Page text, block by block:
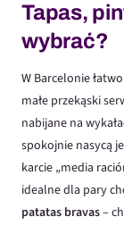
Tapas,
wybrać?
W Barcelonie
małe przekąski
nabijane na
spokojnie nasycą
karcie „media
idealne dla pary
patatas bravas–